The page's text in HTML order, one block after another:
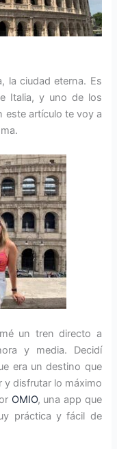
la ciudad eterna. Es
Italia, y uno de los
este artículo te voy a
un tren directo a
y media. Decidí
era un destino que
y disfrutar lo máximo
OMIO, una app que
práctica y fácil de